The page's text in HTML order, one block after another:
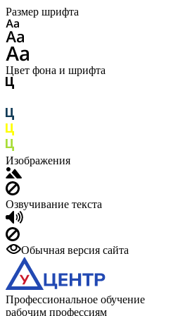
Размер шрифта
Цвет фона и шрифта
Изображения
Озвучивание текста
Обычная версия сайта
Профессиональное обучение
рабочим профессиям